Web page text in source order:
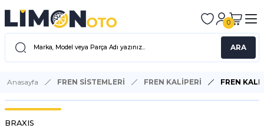
ARA
0
Anasayfa FREN SİSTEMLERİ FREN KALİPERİ FREN
BRAXIS